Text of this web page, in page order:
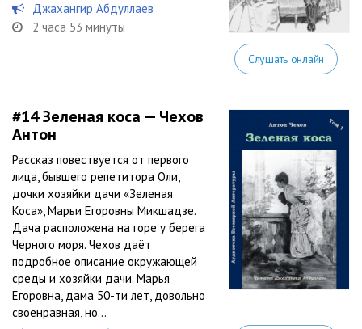
Джахангир Абдуллаев
2 часа 53 минуты
Слушать онлайн
#14Зеленая коса — Чехов
Антон
Рассказ повествуется от первого
лица, бывшего репетитора Оли,
дочки хозяйки дачи «Зеленая
Коса», Марьи Егоровны Микшадзе.
Дача расположена на горе у берега
Черного моря. Чехов даёт
подробное описание окружающей
среды и хозяйки дачи. Марья
Егоровна, дама 50-ти лет, довольно
своенравная, но...